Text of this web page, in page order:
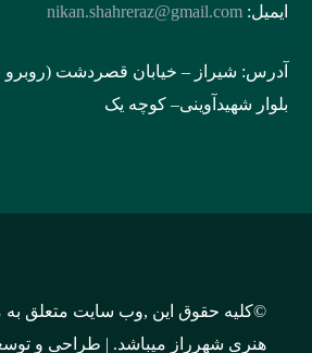
ایمیل:nikan.shahreraz@gmail.com
آدرس: شیراز – خیابان قصردشت (روبرو
بلوار شهیدآوینی– کوچه یک
©کلیه حقوق این ,وب سایت متعلق
هنری شهرراز میباشد. | طراحی و